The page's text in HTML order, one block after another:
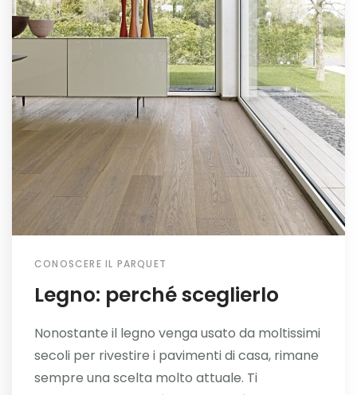
CONOSCERE IL PARQUET
Legno: perché sceglierlo
Nonostante il legno venga usato da moltissimi
secoli per rivestire i pavimenti di casa, rimane
sempre una scelta molto attuale. Ti